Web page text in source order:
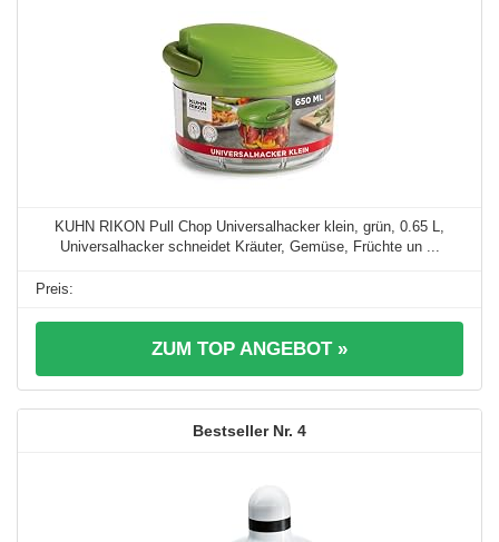
KUHN RIKON Pull Chop Universalhacker klein, grün, 0.65 L,
Universalhacker schneidet Kräuter, Gemüse, Früchte un ...
ZUM TOP ANGEBOT »
4